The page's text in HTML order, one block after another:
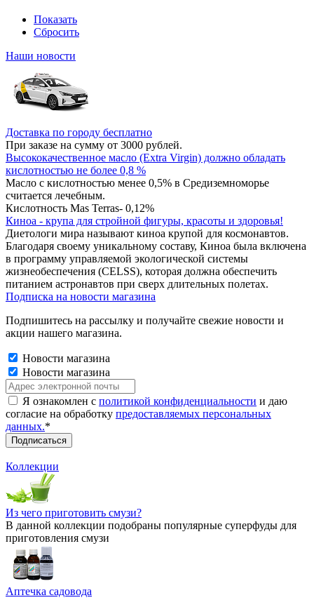
Показать
Сбросить
Наши новости
Доставка по городу бесплатно
При заказе на сумму от 3000 рублей.
Высококачественное масло (Extra Virgin) должно обладать
кислотностью не более 0,8 %
Масло с кислотностью менее 0,5% в Средиземноморье
считается лечебным.
Кислотность Mas Terras- 0,12%
Киноа - крупа для стройной фигуры, красоты и здоровья!
Диетологи мира называют киноа крупой для космонавтов.
Благодаря своему уникальному составу, Киноа была включена
в программу управляемой экологической системы
жизнеобеспечения (CELSS), которая должна обеспечить
питанием астронавтов при сверх длительных полетах.
Подписка на новости магазина
Подпишитесь на рассылку и получайте свежие новости и
акции нашего магазина.
Новости магазина
Новости магазина
Я ознакомлен с политикой конфиденциальности и даю
согласие на обработку предоставляемых персональных
данных.*
Коллекции
Из чего приготовить смузи?
В данной коллекции подобраны популярные суперфуды для
приготовления смузи
Аптечка садовода